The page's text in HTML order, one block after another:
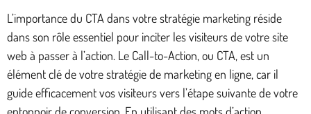
L’importance du CTA dans votre stratégie marketing réside
dans son rôle essentiel pour inciter les visiteurs de votre site
web à passer à l’action. Le Call-to-Action, ou CTA, est un
élément clé de votre stratégie de marketing en ligne, car il
guide efficacement vos visiteurs vers l’étape suivante de votre